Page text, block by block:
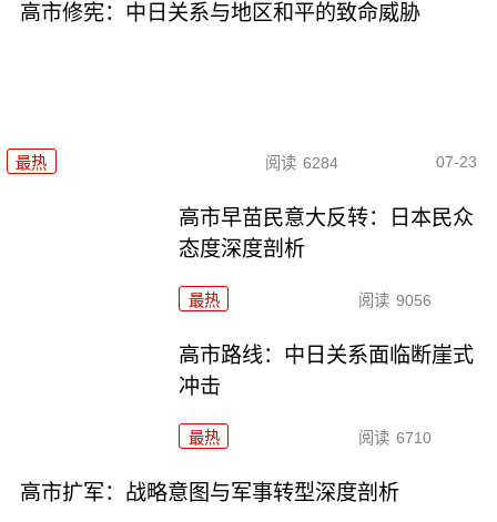
高市修宪：中日关系与地区和平的致命威胁
最热 阅读 6284 07-23
高市早苗民意大反转：日本民众
态度深度剖析
最热 阅读 9056
高市路线：中日关系面临断崖式
冲击
最热 阅读 6710
高市扩军：战略意图与军事转型深度剖析